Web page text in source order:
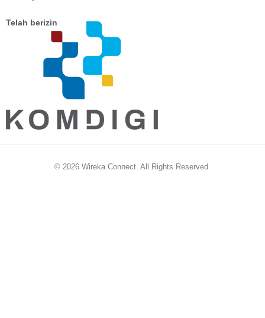
Telah berizin
© 2026 Wireka Connect. All Rights Reserved.